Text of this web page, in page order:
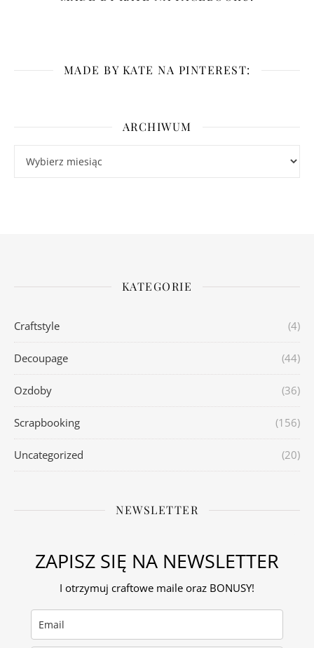
MADE BY KATE NA PINTEREST:
ARCHIWUM
KATEGORIE
Craftstyle (4)
Decoupage (44)
Ozdoby (36)
Scrapbooking (156)
Uncategorized (20)
NEWSLETTER
ZAPISZ SIĘ NA NEWSLETTER
I otrzymuj craftowe maile oraz BONUSY!